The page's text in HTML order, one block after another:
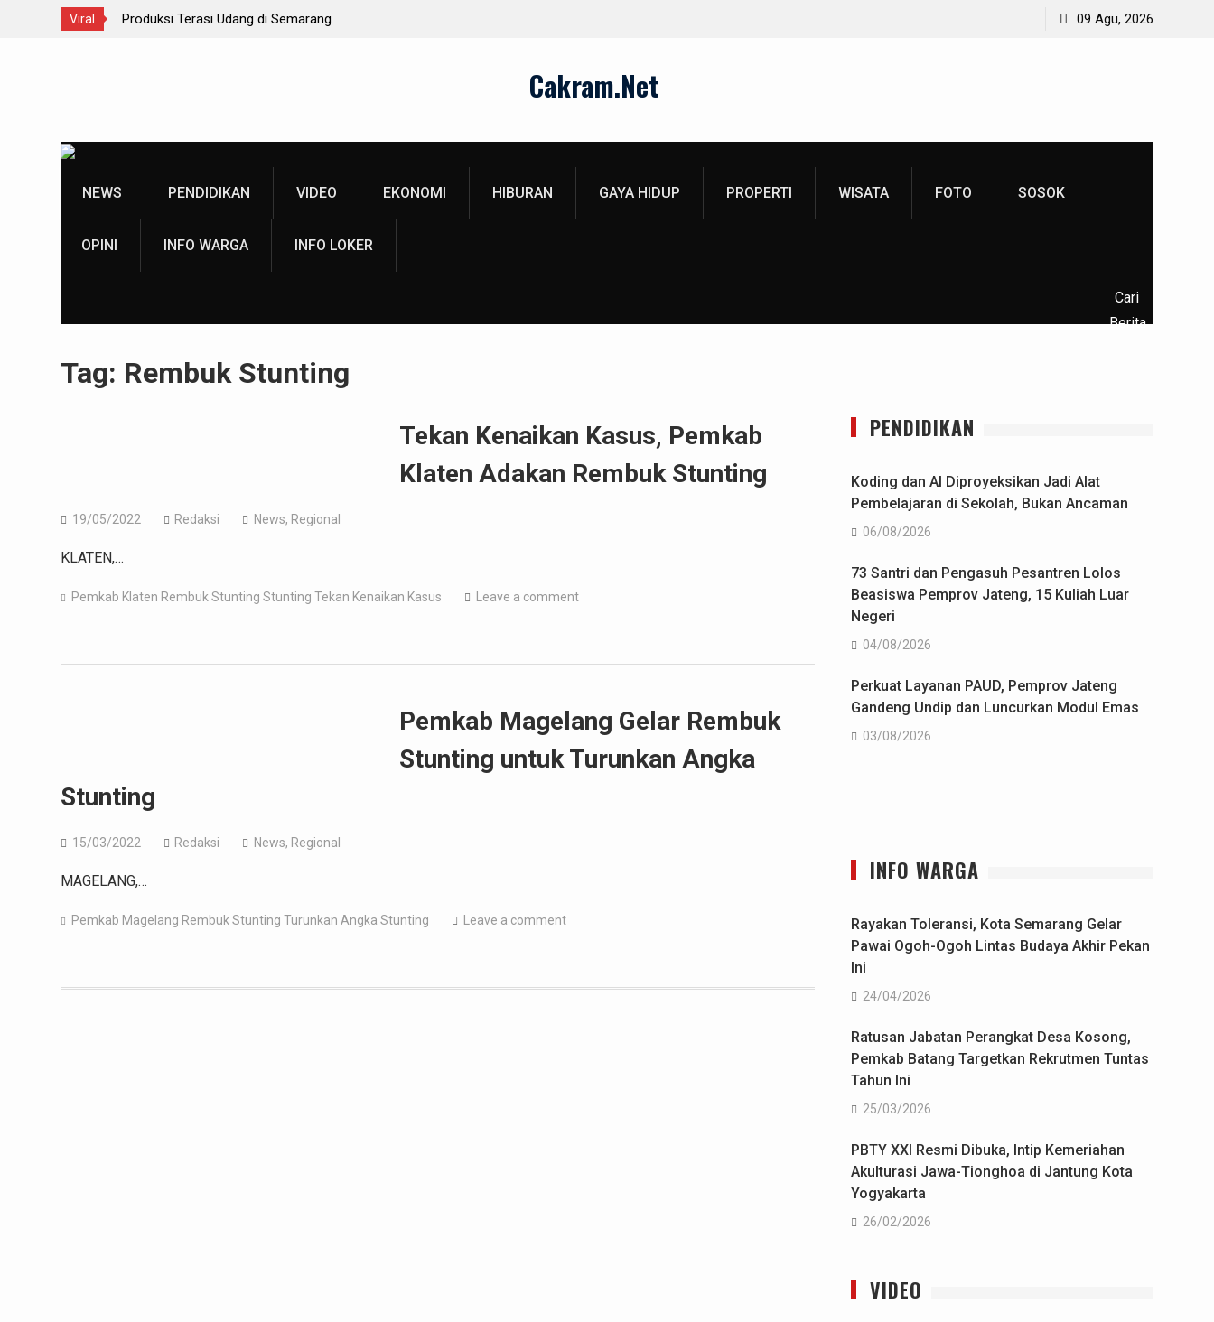
Viral
Produksi Terasi Udang di Semarang
09 Agu, 2026
Cakram.Net
NEWS PENDIDIKAN VIDEO EKONOMI HIBURAN GAYA HIDUP PROPERTI WISATA FOTO SOSOK
OPINI INFO WARGA INFO LOKER
Cari
Berita
Tag: Rembuk Stunting
Tekan Kenaikan Kasus, Pemkab
Klaten Adakan Rembuk Stunting
19/05/2022 Redaksi News, Regional
KLATEN,…
Pemkab Klaten Rembuk Stunting Stunting Tekan Kenaikan Kasus Leave a comment
Pemkab Magelang Gelar Rembuk
Stunting untuk Turunkan Angka
Stunting
15/03/2022 Redaksi News, Regional
MAGELANG,…
Pemkab Magelang Rembuk Stunting Turunkan Angka Stunting Leave a comment
PENDIDIKAN
Koding dan AI Diproyeksikan Jadi Alat
Pembelajaran di Sekolah, Bukan Ancaman
06/08/2026
73 Santri dan Pengasuh Pesantren Lolos
Beasiswa Pemprov Jateng, 15 Kuliah Luar
Negeri
04/08/2026
Perkuat Layanan PAUD, Pemprov Jateng
Gandeng Undip dan Luncurkan Modul Emas
03/08/2026
INFO WARGA
Rayakan Toleransi, Kota Semarang Gelar
Pawai Ogoh-Ogoh Lintas Budaya Akhir Pekan
Ini
24/04/2026
Ratusan Jabatan Perangkat Desa Kosong,
Pemkab Batang Targetkan Rekrutmen Tuntas
Tahun Ini
25/03/2026
PBTY XXI Resmi Dibuka, Intip Kemeriahan
Akulturasi Jawa-Tionghoa di Jantung Kota
Yogyakarta
26/02/2026
VIDEO